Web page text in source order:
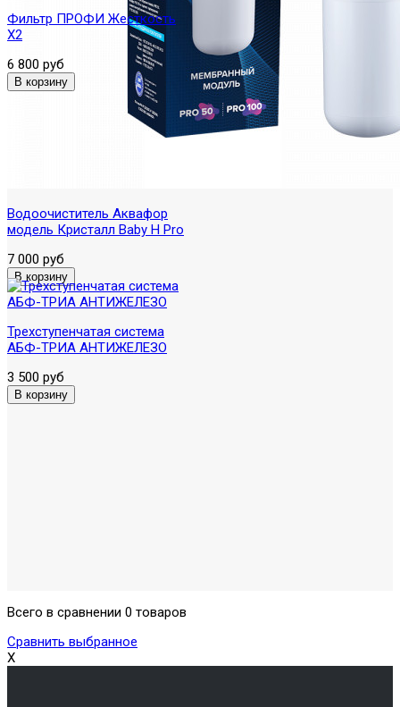
Водоочиститель Аквафор
модель Кристалл Baby H Pro
7 000 руб
Фильтр ПРОФИ Жесткость
X2
6 800 руб
Трехступенчатая система
АБФ-ТРИА АНТИЖЕЛЕЗО
3 500 руб
Всего в сравнении 0 товаров
Сравнить выбранное
X